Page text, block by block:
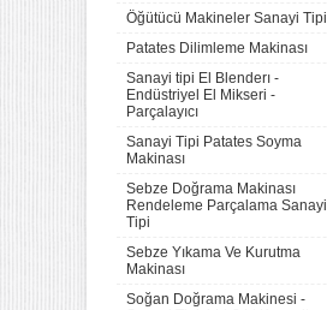
Öğütücü Makineler Sanayi Tipi
Patates Dilimleme Makinası
Sanayi tipi El Blenderı -
Endüstriyel El Mikseri -
Parçalayıcı
Sanayi Tipi Patates Soyma
Makinası
Sebze Doğrama Makinası
Rendeleme Parçalama Sanayi
Tipi
Sebze Yıkama Ve Kurutma
Makinası
Soğan Doğrama Makinesi -